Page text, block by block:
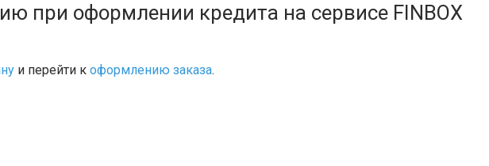
при оформлении кредита на сервисе FINBOX
и перейти к оформлению заказа.